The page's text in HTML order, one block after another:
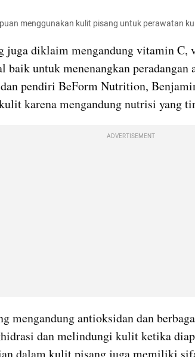
menggunakan kulit pisang untuk perawatan
juga diklaim mengandung vitamin C,
baik untuk menenangkan
pendiri BeForm Nutrition,
karena mengandung nutrisi yang
ADVERTISEMENT
mengandung antioksidan dan
dan melindungi kulit ketika
dalam kulit pisang juga memiliki